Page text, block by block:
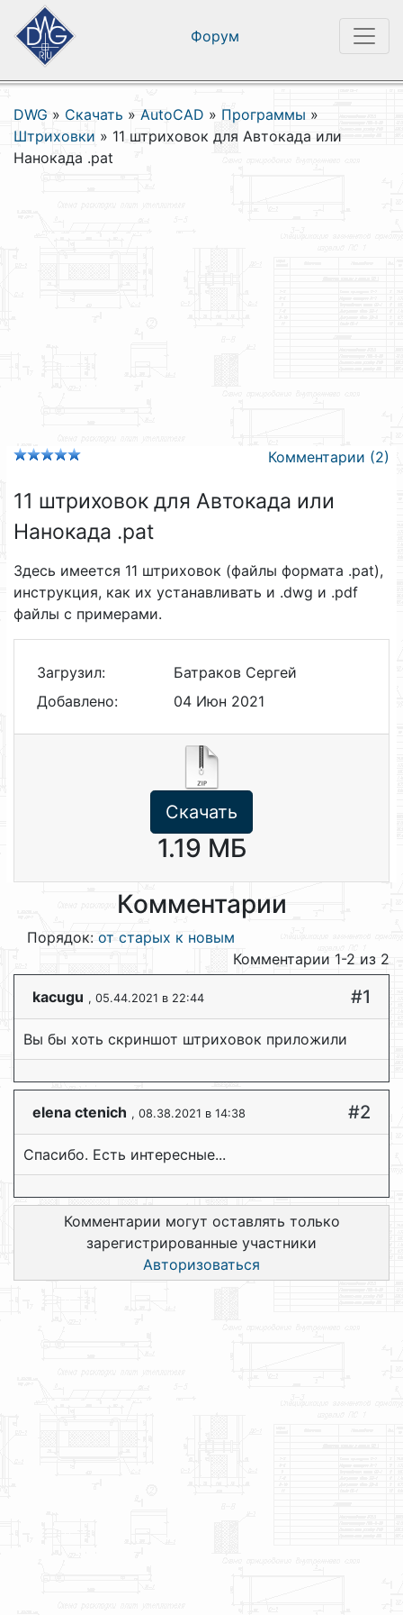
Форум
DWG » Скачать » AutoCAD » Программы »
Штриховки » 11 штриховок для Автокада или
Нанокада .pat
Комментарии (2)
11 штриховок для Автокада или
Нанокада .pat
Здесь имеется 11 штриховок (файлы формата .pat),
инструкция, как их устанавливать и .dwg и .pdf
файлы с примерами.
Загрузил:
Батраков Сергей
Добавлено:
04 Июн 2021
Скачать
1.19 МБ
Комментарии
Порядок: от старых к новым
Комментарии 1-2 из 2
kacugu , 05.44.2021 в 22:44 #1
Вы бы хоть скриншот штриховок приложили
elena ctenich , 08.38.2021 в 14:38 #2
Спасибо. Есть интересные...
Комментарии могут оставлять только
зарегистрированные участники
Авторизоваться